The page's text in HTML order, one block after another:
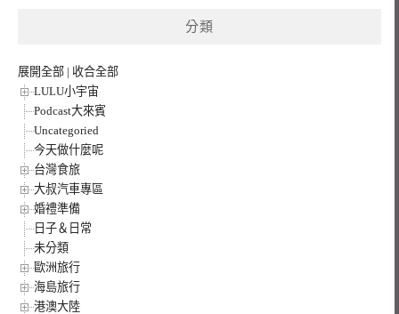
分類
展開全部 | 收合全部
LULU小宇宙
Podcast大來賓
Uncategoried
今天做什麼呢
台灣食旅
大叔汽車專區
婚禮準備
日子＆日常
未分類
歐洲旅行
海島旅行
港澳大陸